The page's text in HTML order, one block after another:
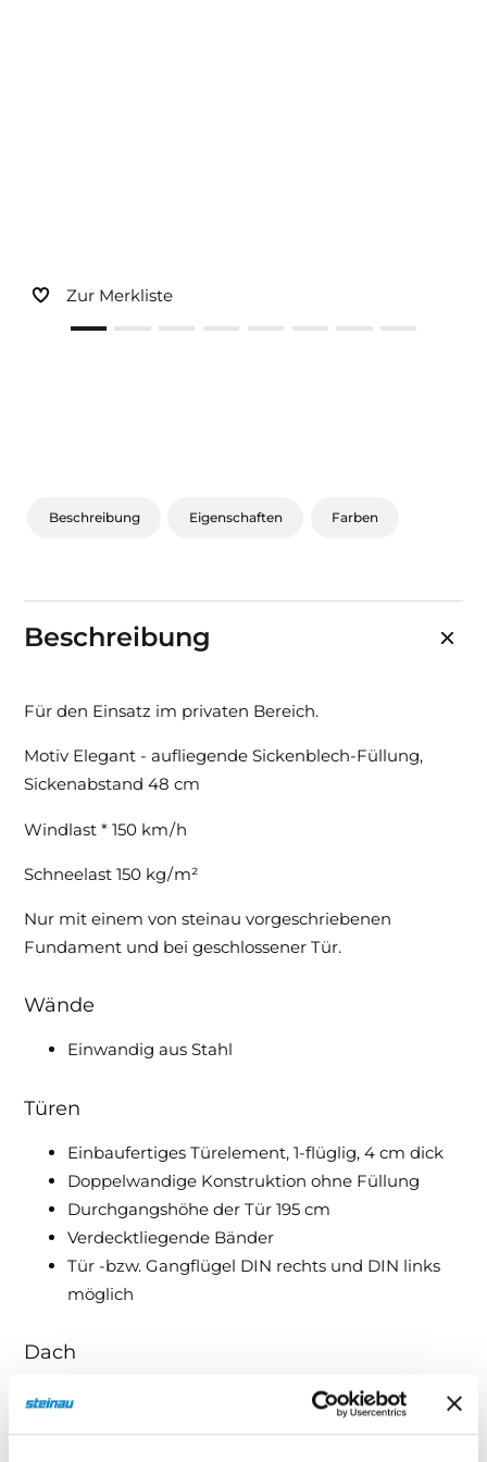
Zur Merkliste
Beschreibung Eigenschaften Farben
Beschreibung
Für den Einsatz im privaten Bereich.
Motiv Elegant - aufliegende Sickenblech-Füllung,
Sickenabstand 48 cm
Windlast * 150 km / h
Schneelast 150 kg / m²
Nur mit einem von steinau vorgeschriebenen
Fundament und bei geschlossener Tür.
Wände
Einwandig aus Stahl
Türen
Einbaufertiges Türelement, 1-flüglig, 4 cm dick
Doppelwandige Konstruktion ohne Füllung
Durchgangshöhe der Tür 195 cm
Verdecktliegende Bänder
Tür -bzw. Gangflügel DIN rechts und DIN links
möglich
Dach
Dachkomponente einwandig aus Stahl